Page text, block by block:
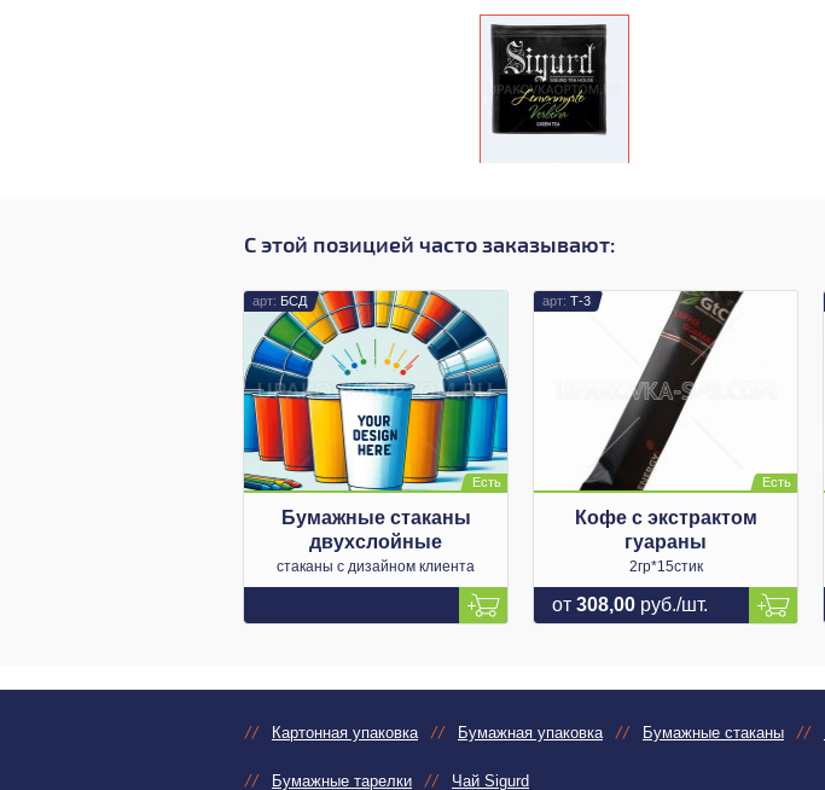
С этой позицией часто заказывают:
БСД
Бумажные стаканы
двухслойные
стаканы с дизайном клиента
Т-3
Кофе с экстрактом
гуараны
2гр*15стик
от 308,00 руб./шт.
Картонная упаковка Бумажная упаковка Бумажные стаканы
Бумажные тарелки Чай Sigurd